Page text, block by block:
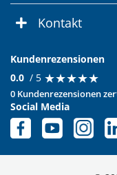
Kontakt
Kundenrezensionen
0.0 / 5 ★★★★★
★★★★★
0 Kundenrezensionen
Social Media